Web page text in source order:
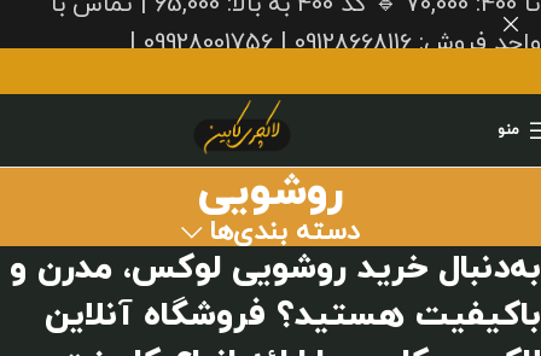
منو
روشویی
دسته بندی‌ها
به‌دنبال خرید روشویی لوکس، مدرن و
باکیفیت هستید؟ فروشگاه آنلاین
واحد فروش: 09128668116 | 09928001756 |